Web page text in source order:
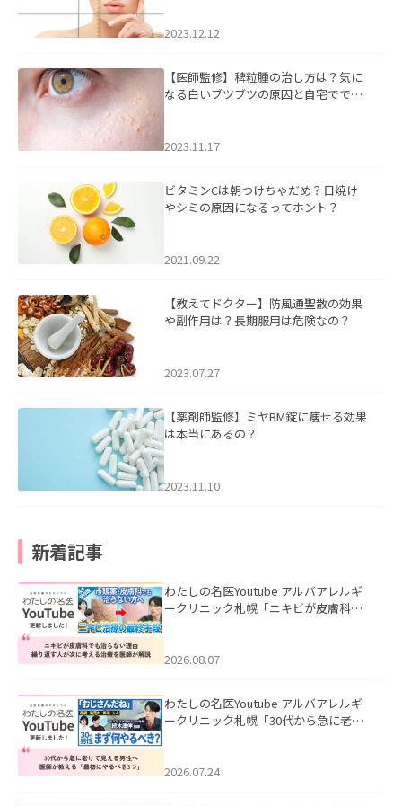
2023.12.12
【医師監修】稗粒腫の治し方は？気に
なる白いブツブツの原因と自宅ででき
2023.11.17
ビタミンCは朝つけちゃだめ？日焼け
やシミの原因になるってホント？
2021.09.22
【教えてドクター】防風通聖散の効果
や副作用は？長期服用は危険なの？
2023.07.27
【薬剤師監修】ミヤBM錠に痩せる効果
は本当にあるの？
2023.11.10
新着記事
わたしの名医Youtube アルバアレルギ
ークリニック札幌「ニキビが皮膚科で
ました。
2026.08.07
わたしの名医Youtube アルバアレルギ
ークリニック札幌「30代から急に老け
た。
2026.07.24